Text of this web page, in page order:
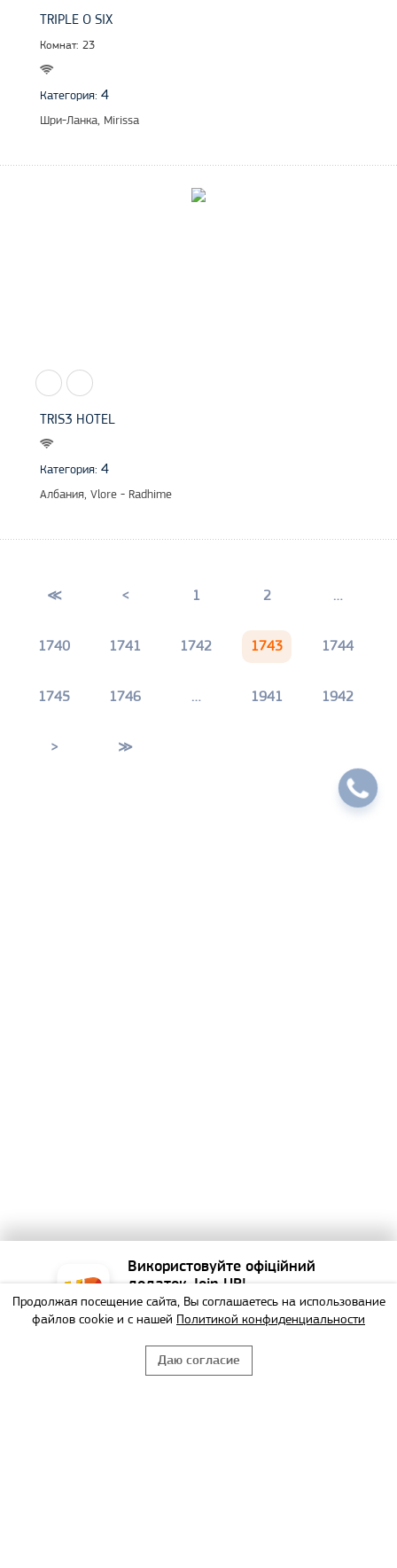
TRIPLE O SIX
Комнат: 23
Категория: 4
Шри-Ланка, Mirissa
TRIS3 HOTEL
Категория: 4
Албания, Vlore - Radhime
≪ < 1 2 …
1740 1741 1742 1743 1744
1745 1746 … 1941 1942
> ≫
Продолжая посещение сайта, Вы соглашаетесь на использование
файлов cookie и с нашей Политикой конфиденциальности
Даю согласие
Використовуйте офіційний
додаток Join UP!
Найзручніший спосіб
забронювати тур!
НЕ БУДУ